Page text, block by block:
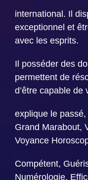
international. Il
exceptionnel et
avec les esprits.
Il posséder des
permettent de
d’être capable de
explique le passé,
Grand Marabout,
Voyance
Compétent,
Numérologie,